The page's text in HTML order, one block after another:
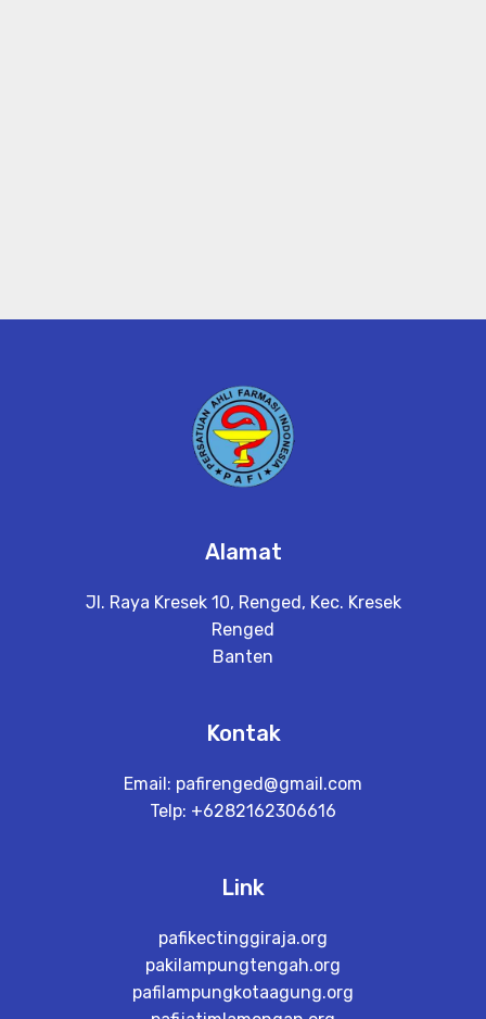
Alamat
Jl. Raya Kresek 10, Renged, Kec. Kresek
Renged
Banten
Kontak
Email: pafirenged@gmail.com
Telp: +6282162306616
Link
pafikectinggiraja.org
pakilampungtengah.org
pafilampungkotaagung.org